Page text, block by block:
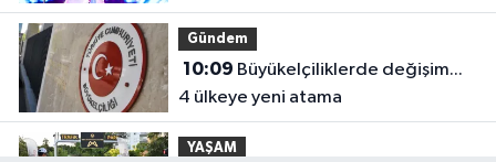
Gündem
10:09
4 ülkeye yeni atama
YAŞAM